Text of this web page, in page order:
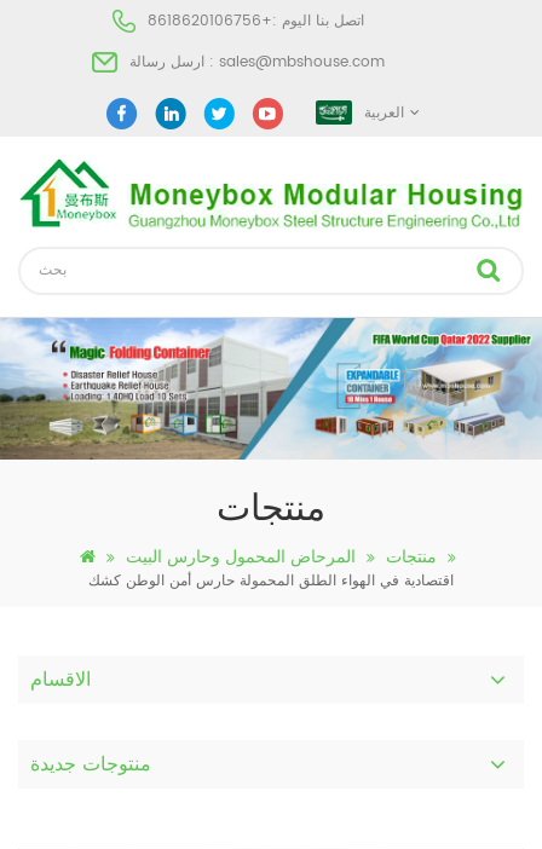
اتصل بنا اليوم :+8618620106756
ارسل رسالة : sales@mbshouse.com
العربية
منتجات
منتجات المرحاض المحمول وحارس البيت
اقتصادية في الهواء الطلق المحمولة حارس أمن الوطن كشك
الاقسام
منتوجات جديدة